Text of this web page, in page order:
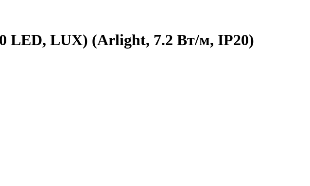
LED, LUX) (Arlight, 7.2 Вт/м, IP20)